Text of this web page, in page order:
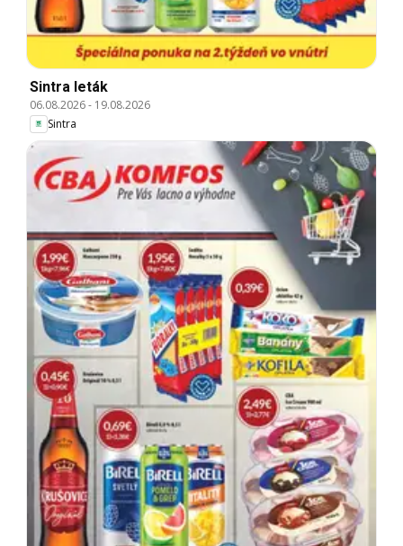
Sintra leták
06.08.2026- 19.08.2026
Sintra